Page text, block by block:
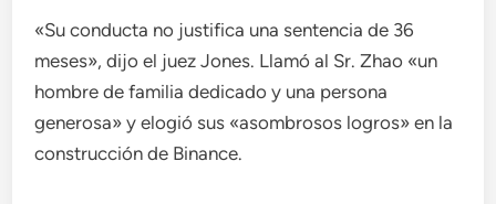
«Su conducta no justifica una sentencia de 36
meses», dijo el juez Jones. Llamó al Sr. Zhao «un
hombre de familia dedicado y una persona
generosa» y elogió sus «asombrosos logros» en la
construcción de Binance.